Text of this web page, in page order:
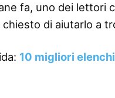
fa, uno dei lettori
di aiutarlo a
10 migliori elenchi